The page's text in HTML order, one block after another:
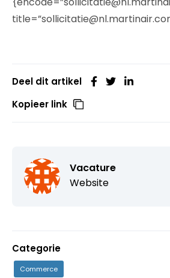
Deel dit artikel
Kopieer link
Vacature
Website
Categorie
Commerce